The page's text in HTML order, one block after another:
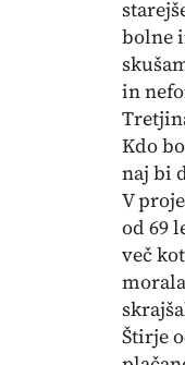
bolne
in
Kdo
naj bi
V
od 69
več
Štirje